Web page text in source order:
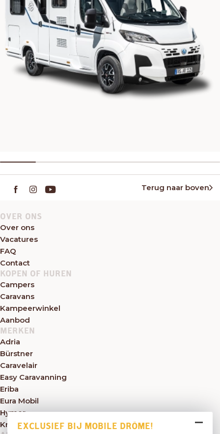
Terug naar boven
OVER ONS
Over ons
Vacatures
FAQ
Contact
KOPEN OF HUREN
Campers
Caravans
Kampeerwinkel
Aanbod
MERKEN
Adria
Bürstner
Caravelair
Easy Caravanning
Eriba
Eura Mobil
Hymer
KnausEXCLUSIEF BIJ MOBILE DRÔME!